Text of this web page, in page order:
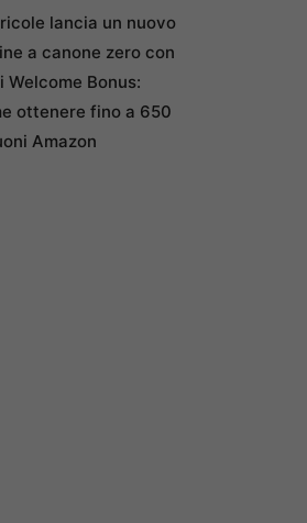
lancia un nuovo
a canone zero con
Welcome Bonus:
ottenere fino a 650
Amazon